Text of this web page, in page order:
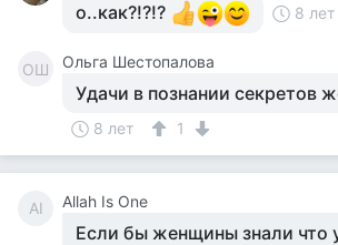
о..как?!?!? 8 лет
ОШ Ольга Шестопалова
Удачи в познании секретов
8 лет 1
AI Allah Is One
Если бы женщины знали что